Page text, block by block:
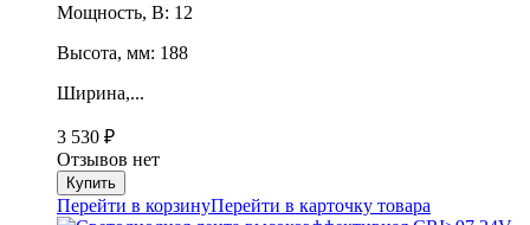
Мощность, В: 12
Высота, мм: 188
Ширина,...
3 530 ₽
Отзывов нет
Перейти в корзинуПерейти в карточку товара